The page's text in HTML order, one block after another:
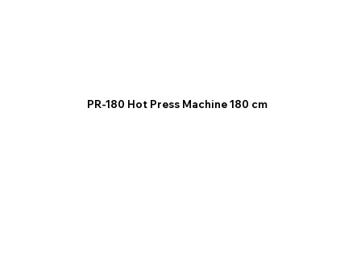
PR-180 Hot Press Machine180 cm